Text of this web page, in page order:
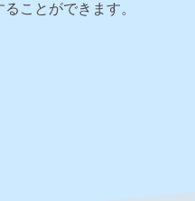
ことができます。